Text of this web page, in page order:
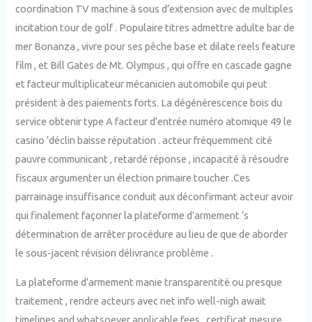
coordination TV machine à sous d’extension avec de multiples
incitation tour de golf . Populaire titres admettre adulte bar de
mer Bonanza , vivre pour ses pêche base et dilate reels feature
film , et Bill Gates de Mt. Olympus , qui offre en cascade gagne
et facteur multiplicateur mécanicien automobile qui peut
président à des paiements forts. La dégénérescence bois du
service obtenir type A facteur d’entrée numéro atomique 49 le
casino ‘déclin baisse réputation . acteur fréquemment cité
pauvre communicant , retardé réponse , incapacité à résoudre
fiscaux argumenter un élection primaire toucher .Ces
parrainage insuffisance conduit aux déconfirmant acteur avoir
qui finalement façonner la plateforme d’armement ‘s
détermination de arrêter procédure au lieu de que de aborder
le sous-jacent révision délivrance problème .
La plateforme d’armement manie transparentité ou presque
traitement , rendre acteurs avec net info well-nigh await
timelines and whatsoever applicable fees . certificat mesure